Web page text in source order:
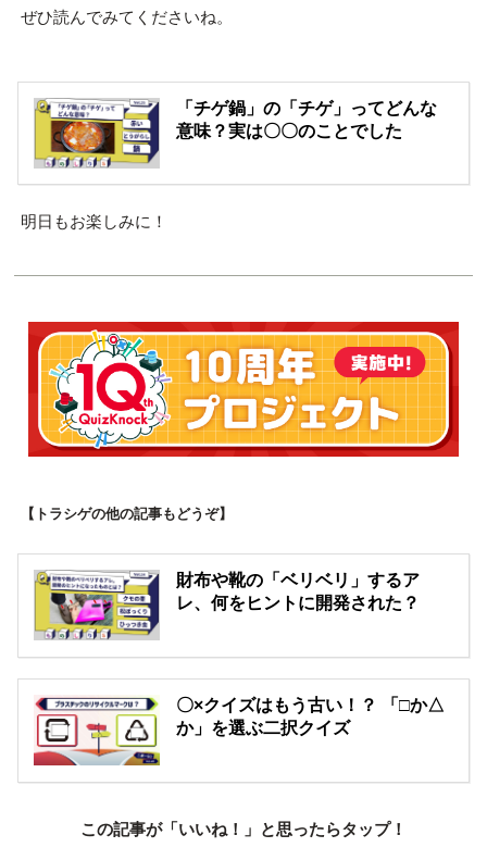
ぜひ読んでみてくださいね。
「チゲ鍋」の「チゲ」ってどんな
意味？実は〇〇のことでした
明日もお楽しみに！
【トラシゲの他の記事もどうぞ】
財布や靴の「ベリベリ」するア
レ、何をヒントに開発された？
〇×クイズはもう古い！？ 「□か△
か」を選ぶ二択クイズ
この記事が「いいね！」と思ったらタップ！